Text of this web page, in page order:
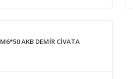
M6*50 AKB DEMİR CİVATA